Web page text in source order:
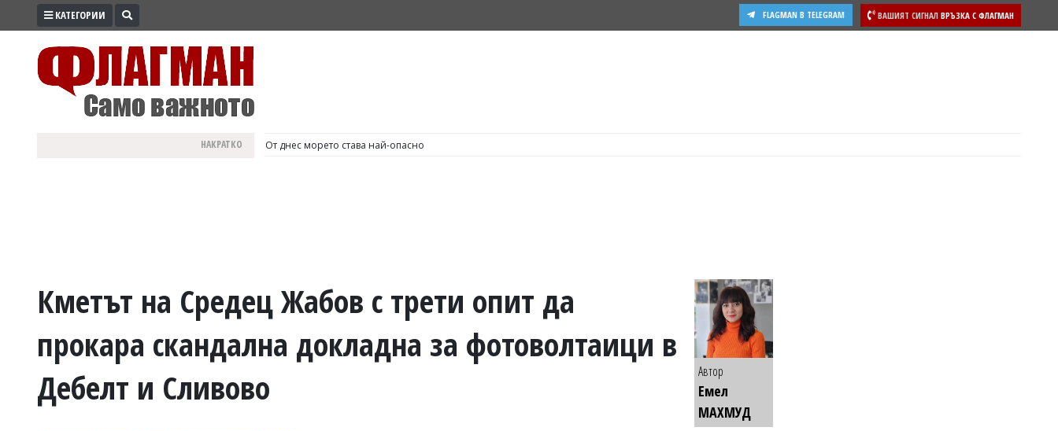
ПРОМО
ВОЙНАТА
УКРАЙНА
РАЗСЛЕДВАНЕ
КАТЕГОРИИ ВАШИЯТ СИГНАЛ ВРЪЗКА С ФЛАГМАН
FLAGMAN В TELEGRAM
НАКРАТКО България е №1 в ЕС по пушене на цигари
Кметът на Средец Жабов с трети опит да
прокара скандална докладна за фотоволтаици в
Дебелт и Сливово
Автор
Емел
МАХМУД